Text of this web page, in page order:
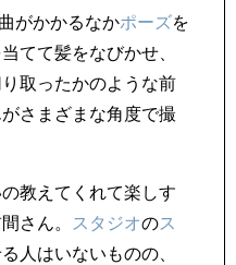
がかかるなかポーズを
てて髪をなびかせ、
取ったかのような前
がさまざまな角度で撮
教えてくれて楽しす
さん。
スタジオのス
人はいないものの、